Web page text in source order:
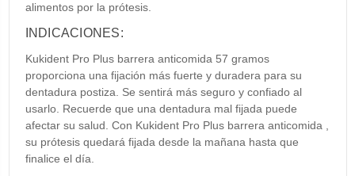
alimentos por la prótesis.
INDICACIONES:
Kukident Pro Plus barrera anticomida 57 gramos
proporciona una fijación más fuerte y duradera para su
dentadura postiza. Se sentirá más seguro y confiado al
usarlo. Recuerde que una dentadura mal fijada puede
afectar su salud. Con Kukident Pro Plus barrera anticomida ,
su prótesis quedará fijada desde la mañana hasta que
finalice el día.